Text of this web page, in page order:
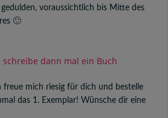
voraussichtlich bis Mitte des
🙂
schreibe dann mal ein Buch
freue mich riesig für dich und bestelle
das 1. Exemplar! Wünsche dir eine